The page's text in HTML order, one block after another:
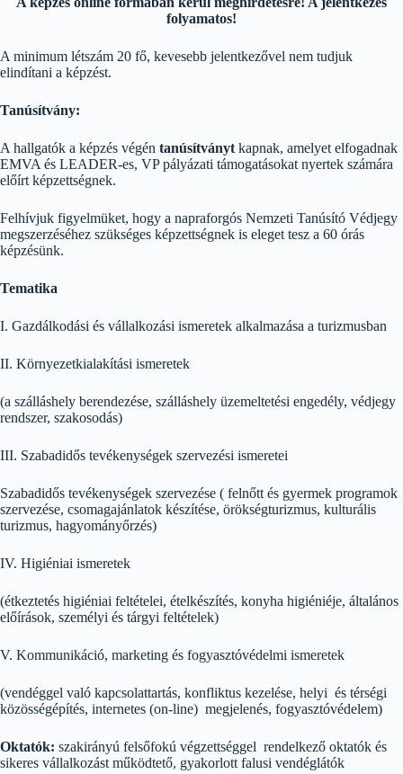
folyamatos!
A minimum létszám 20 fő, kevesebb jelentkezővel nem tudjuk
elindítani a képzést.
Tanúsítvány:
A hallgatók a képzés végén tanúsítványt kapnak, amelyet elfogadnak
EMVA és LEADER-es, VP pályázati támogatásokat nyertek számára
előírt képzettségnek.
Felhívjuk figyelmüket, hogy a napraforgós Nemzeti Tanúsító Védjegy
megszerzéséhez szükséges képzettségnek is eleget tesz a 60 órás
képzésünk.
Tematika
I. Gazdálkodási és vállalkozási ismeretek alkalmazása a turizmusban
II. Környezetkialakítási ismeretek
(a szálláshely berendezése, szálláshely üzemeltetési engedély, védjegy
rendszer, szakosodás)
III. Szabadidős tevékenységek szervezési ismeretei
Szabadidős tevékenységek szervezése ( felnőtt és gyermek programok
szervezése, csomagajánlatok készítése, örökségturizmus, kulturális
turizmus, hagyományőrzés)
IV. Higiéniai ismeretek
(étkeztetés higiéniai feltételei, ételkészítés, konyha higiéniéje, általános
előírások, személyi és tárgyi feltételek)
V. Kommunikáció, marketing és fogyasztóvédelmi ismeretek
(vendéggel való kapcsolattartás, konfliktus kezelése, helyi és térségi
közösségépítés, internetes (on-line) megjelenés, fogyasztóvédelem)
Oktatók: szakirányú felsőfokú végzettséggel rendelkező oktatók és
sikeres vállalkozást működtető, gyakorlott falusi vendéglátók